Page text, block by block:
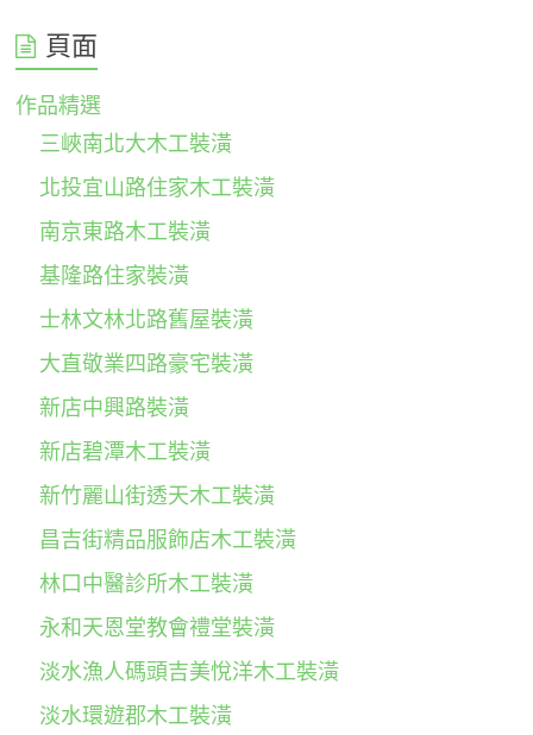
頁面
作品精選
三峽南北大木工裝潢
北投宜山路住家木工裝潢
南京東路木工裝潢
基隆路住家裝潢
士林文林北路舊屋裝潢
大直敬業四路豪宅裝潢
新店中興路裝潢
新店碧潭木工裝潢
新竹麗山街透天木工裝潢
昌吉街精品服飾店木工裝潢
林口中醫診所木工裝潢
永和天恩堂教會禮堂裝潢
淡水漁人碼頭吉美悅洋木工裝潢
淡水環遊郡木工裝潢